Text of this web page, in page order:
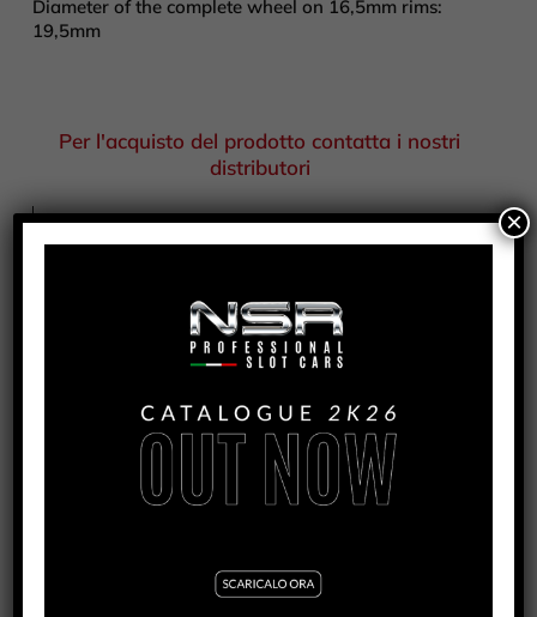
Diameter of the complete wheel on 16,5mm rims:
19,5mm
Per l'acquisto del prodotto contatta i nostri
distributori
COD5202EVO
CATEGORIA PNEUMATICI ANTERIORI TAG GT3
MCLAREN 720S – YCO_96 2020 BRITISH GT
×